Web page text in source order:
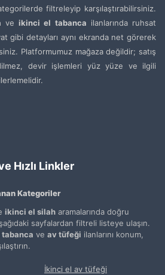
filtreleyip karşılaştırabilirsiniz.
ve ikinci el tabanca ilanlarında ruhsat
gibi detayları aynı ekranda net görerek
Platformumuz mağaza değildir; satış
devir işlemleri yüz yüze ve ilgili
Hızlı Linkler
Kategoriler
ikinci el silah aramalarında doğru
sayfalardan filtreli listeye ulaşın.
ve av tüfeği ilanlarını konum,
İkinci el av tüfeği